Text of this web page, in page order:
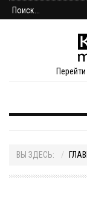
ВЫ ЗДЕСЬ: